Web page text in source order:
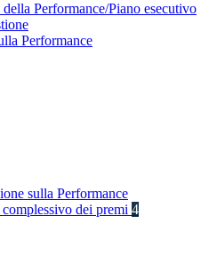
della Performance/Piano esecutivo
Performance
sulla Performance
dei premi 4